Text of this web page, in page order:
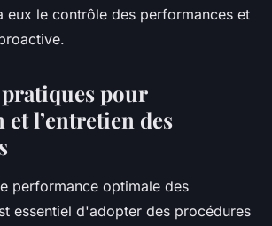
eux le contrôle des performances et
pour
l’entretien des
performance optimale des
essentiel d'adopter des procédures